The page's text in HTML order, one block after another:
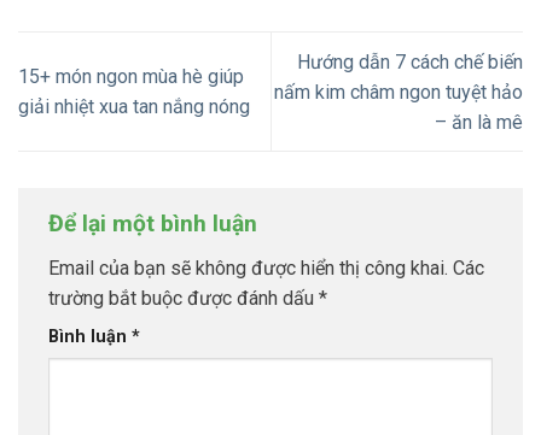
15+ món ngon mùa hè giúp
giải nhiệt xua tan nắng nóng
Hướng dẫn 7 cách chế biến
nấm kim châm ngon tuyệt hảo
– ăn là mê
Để lại một bình luận
Email của bạn sẽ không được hiển thị công khai. Các
trường bắt buộc được đánh dấu *
Bình luận *